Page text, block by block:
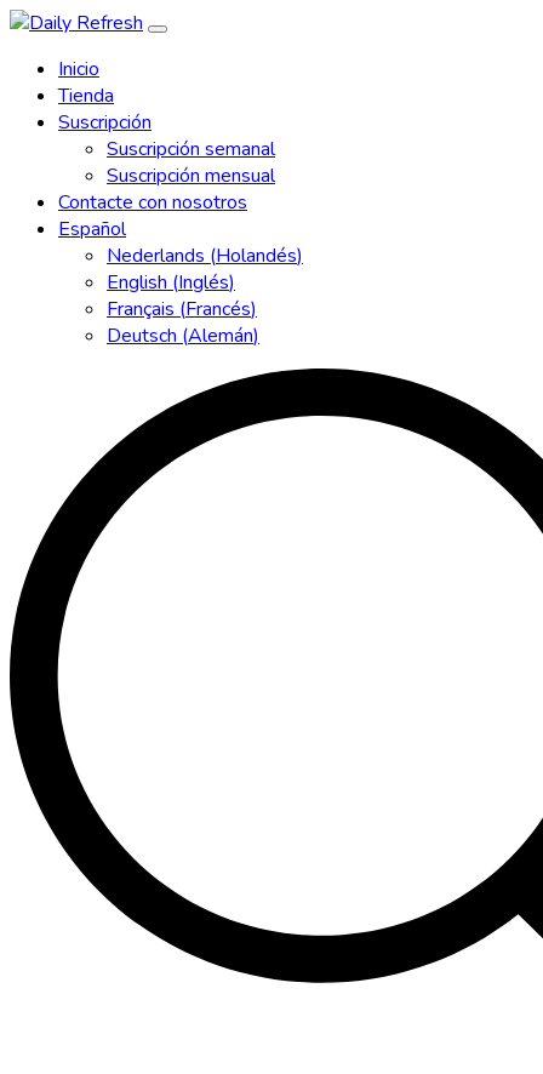
Inicio
Tienda
Suscripción
Suscripción semanal
Suscripción mensual
Contacte con nosotros
Español
Nederlands (Holandés)
English (Inglés)
Français (Francés)
Deutsch (Alemán)